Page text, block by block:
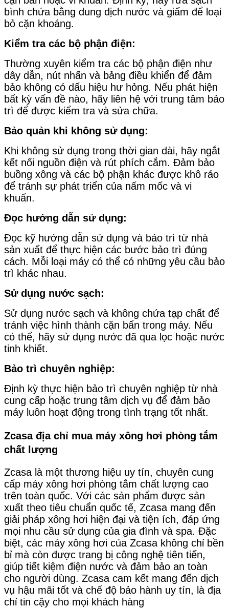
bình chứa bằng dung dịch nước và giấm để loại
bỏ cặn khoáng.
Kiểm tra các bộ phận điện:
Thường xuyên kiểm tra các bộ phận điện như
dây dẫn, nút nhấn và bảng điều khiển để đảm
bảo không có dấu hiệu hư hỏng. Nếu phát hiện
bất kỳ vấn đề nào, hãy liên hệ với trung tâm bảo
trì để được kiểm tra và sửa chữa.
Bảo quản khi không sử dụng:
Khi không sử dụng trong thời gian dài, hãy ngắt
kết nối nguồn điện và rút phích cắm. Đảm bảo
buồng xông và các bộ phận khác được khô ráo
để tránh sự phát triển của nấm mốc và vi
khuẩn.
Đọc hướng dẫn sử dụng:
Đọc kỹ hướng dẫn sử dụng và bảo trì từ nhà
sản xuất để thực hiện các bước bảo trì đúng
cách. Mỗi loại máy có thể có những yêu cầu bảo
trì khác nhau.
Sử dụng nước sạch:
Sử dụng nước sạch và không chứa tạp chất để
tránh việc hình thành cặn bẩn trong máy. Nếu
có thể, hãy sử dụng nước đã qua lọc hoặc nước
tinh khiết.
Bảo trì chuyên nghiệp:
Định kỳ thực hiện bảo trì chuyên nghiệp từ nhà
cung cấp hoặc trung tâm dịch vụ để đảm bảo
máy luôn hoạt động trong tình trạng tốt nhất.
Zcasa địa chỉ mua máy xông hơi phòng tắm
chất lượng
Zcasa là một thương hiệu uy tín, chuyên cung
cấp máy xông hơi phòng tắm chất lượng cao
trên toàn quốc. Với các sản phẩm được sản
xuất theo tiêu chuẩn quốc tế, Zcasa mang đến
giải pháp xông hơi hiện đại và tiện ích, đáp ứng
mọi nhu cầu sử dụng của gia đình và spa. Đặc
biệt, các máy xông hơi của Zcasa không chỉ bền
bỉ mà còn được trang bị công nghệ tiên tiến,
giúp tiết kiệm điện nước và đảm bảo an toàn
cho người dùng. Zcasa cam kết mang đến dịch
vụ hậu mãi tốt và chế độ bảo hành uy tín, là địa
chỉ tin cậy cho mọi khách hàng